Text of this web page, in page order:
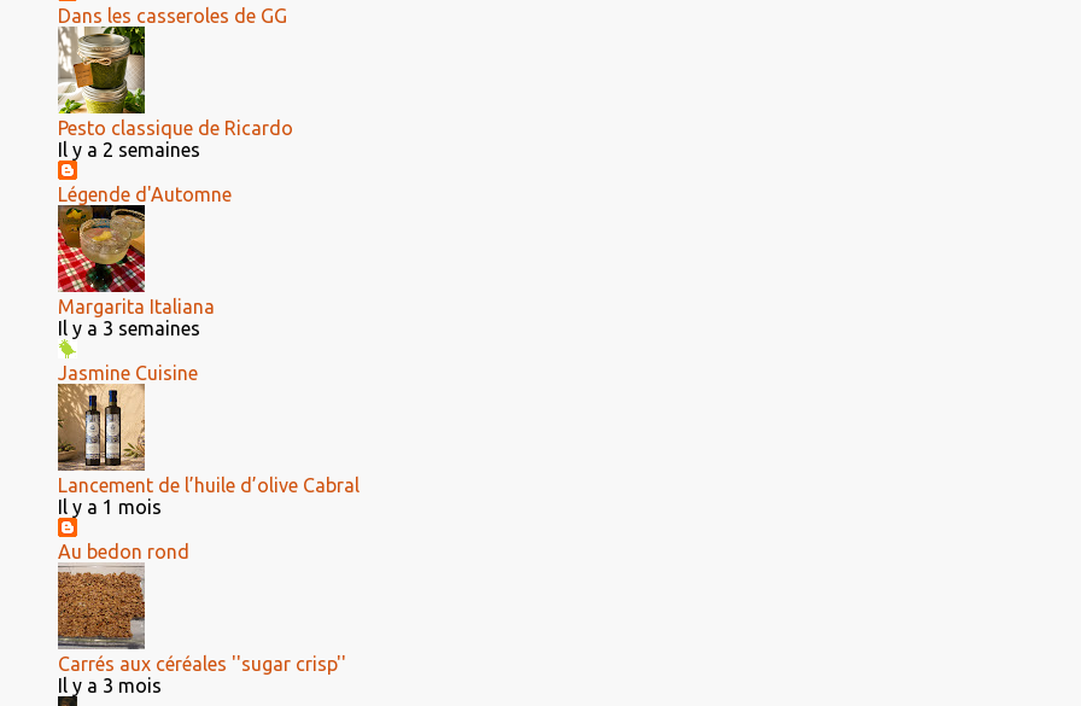
Dans les casseroles de GG
Pesto classique de Ricardo
Il y a 2 semaines
Légende d'Automne
Margarita Italiana
Il y a 3 semaines
Jasmine Cuisine
Lancement de l’huile d’olive Cabral
Il y a 1 mois
Au bedon rond
Carrés aux céréales ''sugar crisp''
Il y a 3 mois